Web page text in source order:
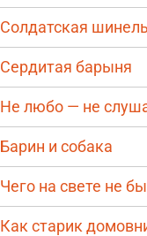
Солдатская шинель
Сердитая барыня
Не любо — не
Барин и собака
Чего на свете не
Как старик